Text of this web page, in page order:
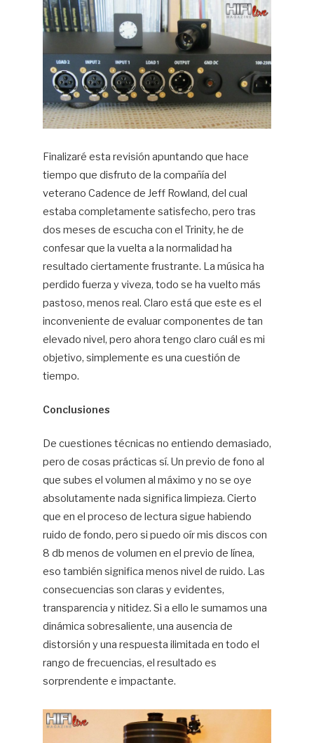
Finalizaré esta revisión apuntando que hace
tiempo que disfruto de la compañía del
veterano Cadence de Jeff Rowland, del cual
estaba completamente satisfecho, pero tras
dos meses de escucha con el Trinity, he de
confesar que la vuelta a la normalidad ha
resultado ciertamente frustrante. La música ha
perdido fuerza y viveza, todo se ha vuelto más
pastoso, menos real. Claro está que este es el
inconveniente de evaluar componentes de tan
elevado nivel, pero ahora tengo claro cuál es mi
objetivo, simplemente es una cuestión de
tiempo.
Conclusiones
De cuestiones técnicas no entiendo demasiado,
pero de cosas prácticas sí. Un previo de fono al
que subes el volumen al máximo y no se oye
absolutamente nada significa limpieza. Cierto
que en el proceso de lectura sigue habiendo
ruido de fondo, pero si puedo oír mis discos con
8 db menos de volumen en el previo de línea,
eso también significa menos nivel de ruido. Las
consecuencias son claras y evidentes,
transparencia y nitidez. Si a ello le sumamos una
dinámica sobresaliente, una ausencia de
distorsión y una respuesta ilimitada en todo el
rango de frecuencias, el resultado es
sorprendente e impactante.